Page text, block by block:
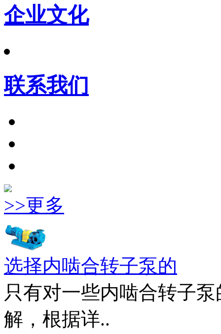
企业文化
联系我们
>>更多
选择内啮合转子泵的
只有对一些内啮合转子
解，根据详..